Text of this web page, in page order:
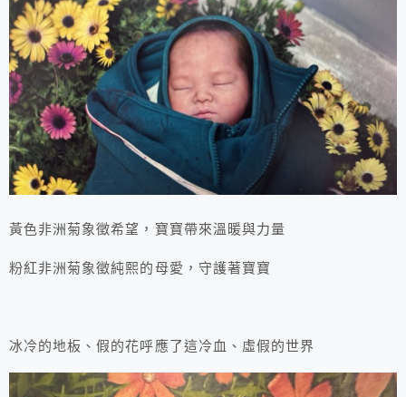
黃色非洲菊象徵希望，寶寶帶來溫暖與力量
粉紅非洲菊象徵純熙的母愛，守護著寶寶
冰冷的地板、假的花呼應了這冷血、虛假的世界